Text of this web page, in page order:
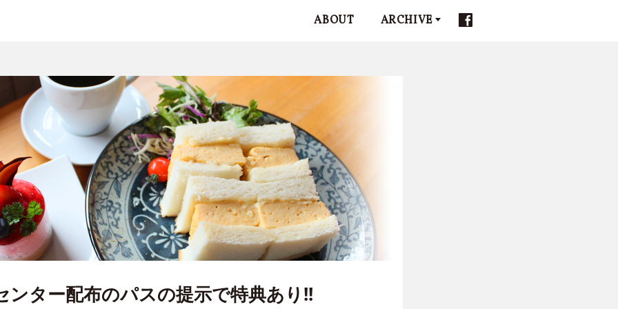
ABOUT ARCHIVE
ンター配布のパスの提示で特典あり!!